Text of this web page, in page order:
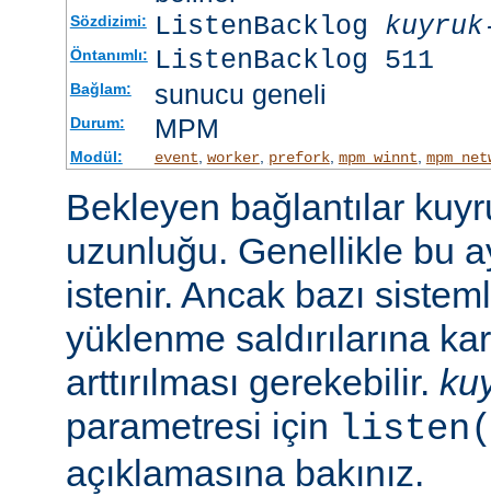
Sözdizimi: ListenBacklog
Öntanımlı: ListenBacklog 511
Bağlam: sunucu geneli
Durum: MPM
Modül: event, worker, prefork, mpm_winnt,
Bekleyen bağlantılar
uzunluğu. Genellikle bu
istenir. Ancak bazı
yüklenme saldırılarına
arttırılması gerekebilir.
parametresi için
açıklamasına bakınız.